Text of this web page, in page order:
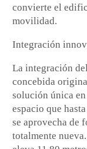
convierte el
movilidad.
Integración
La integración
concebida
solución única
espacio que
se aprovecha de
totalmente